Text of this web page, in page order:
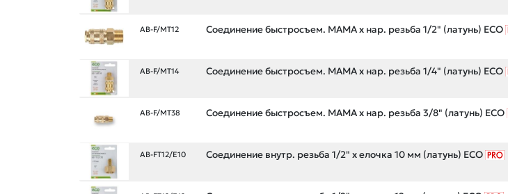
AB-F/MT12 Соединение быстросъем. МАМА х нар. резьба 1/2" (латунь) ECO
AB-F/MT14 Соединение быстросъем. МАМА х нар. резьба 1/4" (латунь) ECO
AB-F/MT38 Соединение быстросъем. МАМА х нар. резьба 3/8" (латунь) ECO
AB-FT12/E10 Соединение внутр. резьба 1/2" х елочка 10 мм (латунь) ECO